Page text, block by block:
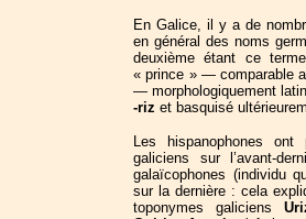
En Galice, il y a de
en général des noms
deuxième étant ce
« prince » — comparable
— morphologiquement
-riz et basquisé
Les hispanophones
galiciens sur l’avant-
galaïcophones (individu
sur la dernière : cela
toponymes galiciens